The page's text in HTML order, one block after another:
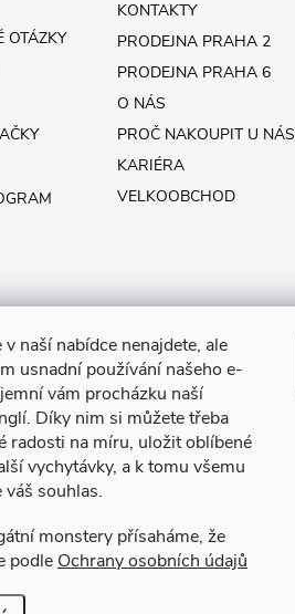
v naší nabídce nenajdete, ale
usnadní používání našeho e-
vám procházku naší
Díky nim si můžete třeba
radosti na míru, uložit oblíbené
vychytávky, a k tomu všemu
souhlas.
monstery přísaháme, že
podle Ochrany osobních údajů
OTÁZKY
KONTAKTY
PRODEJNA PRAHA 2
PRODEJNA PRAHA 6
O NÁS
PROČ NAKOUPIT U NÁS
KARIÉRA
VELKOOBCHOD